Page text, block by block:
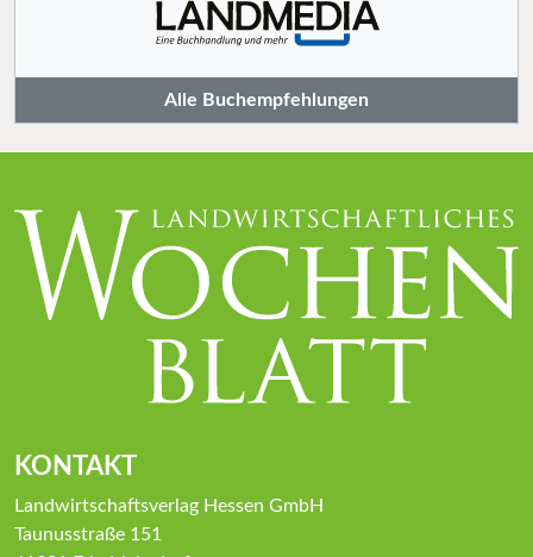
Alle Buchempfehlungen
KONTAKT
Landwirtschaftsverlag Hessen GmbH
Taunusstraße 151